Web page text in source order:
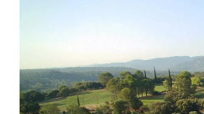
IMMOBILIER
Nos forfaits